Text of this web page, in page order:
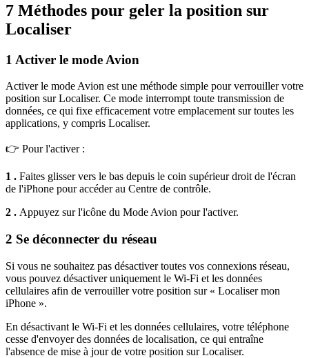
7 Méthodes pour geler la position sur
Localiser
1 Activer le mode Avion
Activer le mode Avion est une méthode simple pour verrouiller votre
position sur Localiser. Ce mode interrompt toute transmission de
données, ce qui fixe efficacement votre emplacement sur toutes les
applications, y compris Localiser.
👉 Pour l'activer :
1 . Faites glisser vers le bas depuis le coin supérieur droit de l'écran
de l'iPhone pour accéder au Centre de contrôle.
2 . Appuyez sur l'icône du Mode Avion pour l'activer.
2 Se déconnecter du réseau
Si vous ne souhaitez pas désactiver toutes vos connexions réseau,
vous pouvez désactiver uniquement le Wi-Fi et les données
cellulaires afin de verrouiller votre position sur « Localiser mon
iPhone ».
En désactivant le Wi-Fi et les données cellulaires, votre téléphone
cesse d'envoyer des données de localisation, ce qui entraîne
l'absence de mise à jour de votre position sur Localiser.